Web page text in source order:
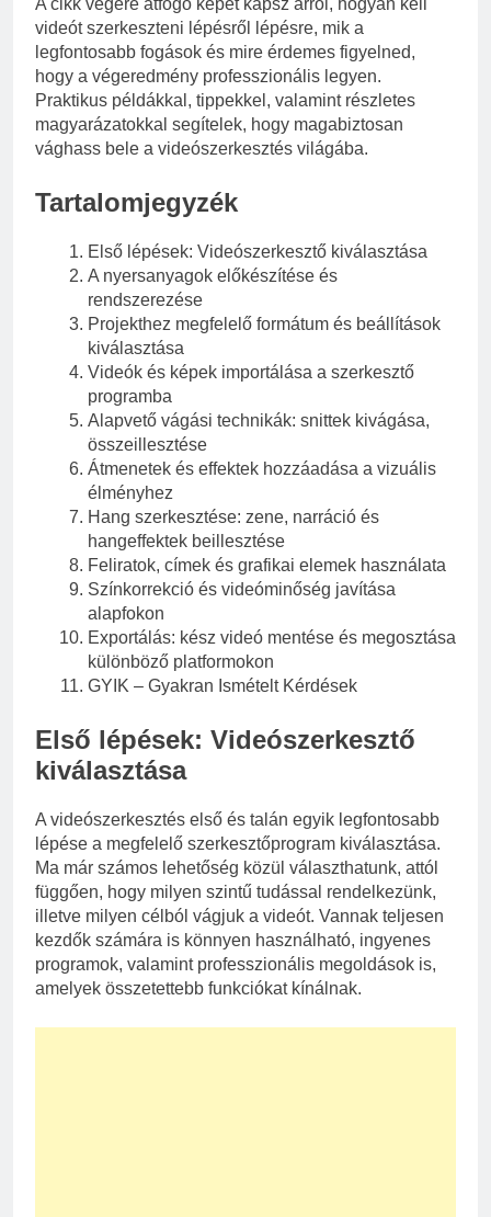
A cikk végére átfogó képet kapsz arról, hogyan kell
videót szerkeszteni lépésről lépésre, mik a
legfontosabb fogások és mire érdemes figyelned,
hogy a végeredmény professzionális legyen.
Praktikus példákkal, tippekkel, valamint részletes
magyarázatokkal segítelek, hogy magabiztosan
vághass bele a videószerkesztés világába.
Tartalomjegyzék
Első lépések: Videószerkesztő kiválasztása
A nyersanyagok előkészítése és
rendszerezése
Projekthez megfelelő formátum és beállítások
kiválasztása
Videók és képek importálása a szerkesztő
programba
Alapvető vágási technikák: snittek kivágása,
összeillesztése
Átmenetek és effektek hozzáadása a vizuális
élményhez
Hang szerkesztése: zene, narráció és
hangeffektek beillesztése
Feliratok, címek és grafikai elemek használata
Színkorrekció és videóminőség javítása
alapfokon
Exportálás: kész videó mentése és megosztása
különböző platformokon
GYIK – Gyakran Ismételt Kérdések
Első lépések: Videószerkesztő
kiválasztása
A videószerkesztés első és talán egyik legfontosabb
lépése a megfelelő szerkesztőprogram kiválasztása.
Ma már számos lehetőség közül választhatunk, attól
függően, hogy milyen szintű tudással rendelkezünk,
illetve milyen célból vágjuk a videót. Vannak teljesen
kezdők számára is könnyen használható, ingyenes
programok, valamint professzionális megoldások is,
amelyek összetettebb funkciókat kínálnak.